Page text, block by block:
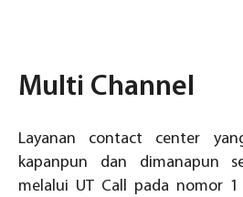
Multi Channel
Layanan contact center
kapanpun dan dimanapun
melalui UT Call pada nomor 1